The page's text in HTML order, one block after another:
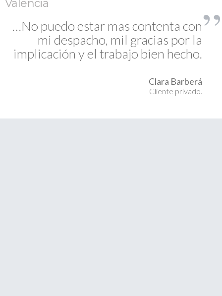
Valencia
…No puedo estar mas contenta con
mi despacho, mil gracias por la
implicación y el trabajo bien hecho.
Clara Barberá
Cliente privado.